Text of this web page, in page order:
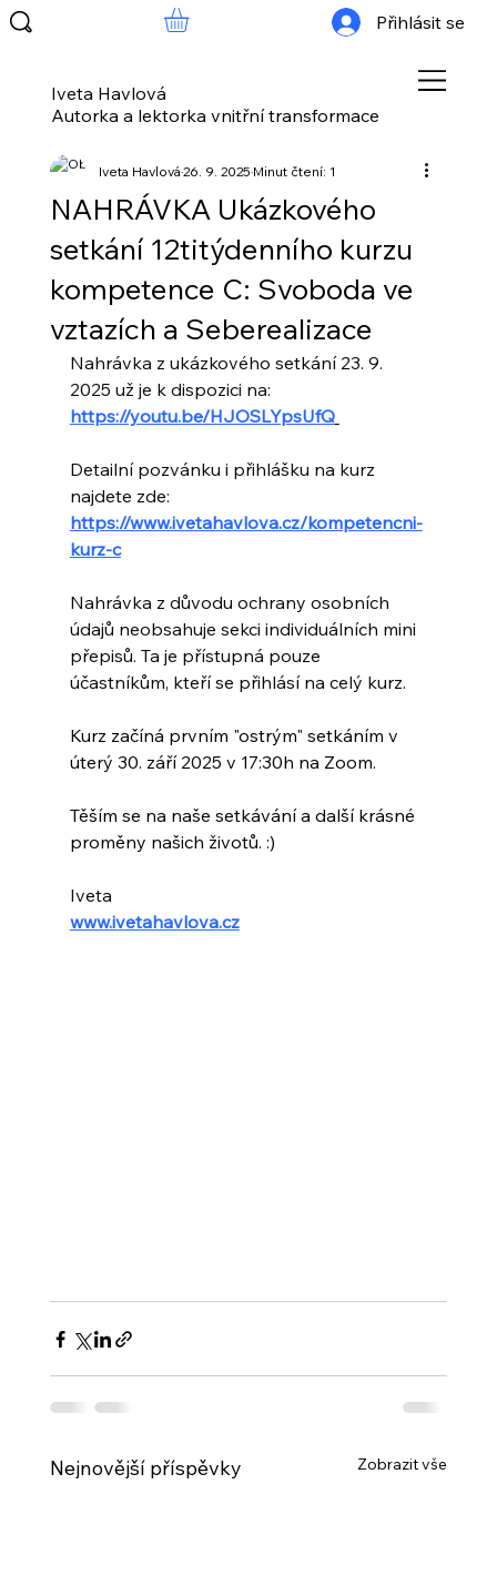
Iveta Havlová
Autorka a lektorka vnitřní transformace
Přihlásit se
NAHRÁVKA Ukázkového
setkání 12titýdenního kurzu
kompetence C: Svoboda ve
vztazích a Seberealizace
Iveta Havlová26. 9. 2025Minut čtení: 1
Nahrávka z ukázkového setkání 23. 9.
2025 už je k dispozici na:
https://youtu.be/HJOSLYpsUfQ
Detailní pozvánku i přihlášku na kurz
najdete zde:
https://www.ivetahavlova.cz/kompetencni-
kurz-c
Nahrávka z důvodu ochrany osobních
údajů neobsahuje sekci individuálních mini
přepisů. Ta je přístupná pouze
účastníkům, kteří se přihlásí na celý kurz.
Kurz začíná prvním "ostrým" setkáním v
úterý 30. září 2025 v 17:30h na Zoom.
Těším se na naše setkávání a další krásné
proměny našich životů. :)
Iveta
www.ivetahavlova.cz
Nejnovější příspěvky Zobrazit vše